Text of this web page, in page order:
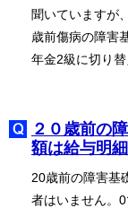
聞いていますが
歳前傷病の障害
年金2級に切り
２０歳前の
額は給与明
20歳前の障害基
者はいません。